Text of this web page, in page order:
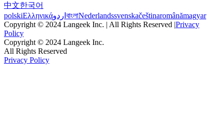
中文한국어
polskiΕλληνικάاردو বাংলাNederlandssvenskačeštinaromânămagyar
Copyright © 2024 Langeek Inc. | All Rights Reserved |Privacy
Policy
Copyright © 2024 Langeek Inc.
All Rights Reserved
Privacy Policy